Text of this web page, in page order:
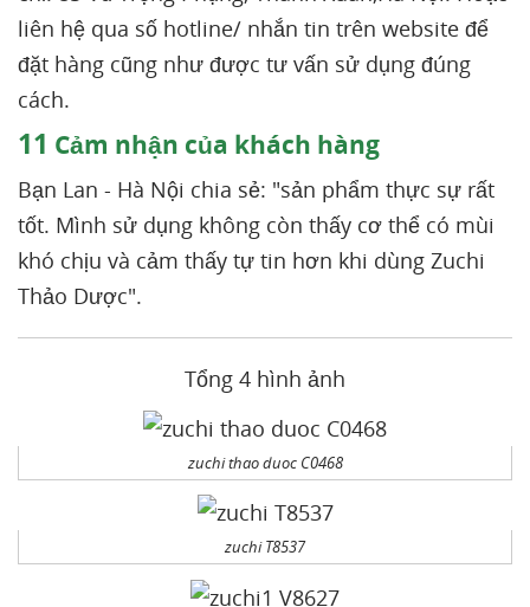
liên hệ qua số hotline/ nhắn tin trên website để
đặt hàng cũng như được tư vấn sử dụng đúng
cách.
11 Cảm nhận của khách hàng
Bạn Lan - Hà Nội chia sẻ: "sản phẩm thực sự rất
tốt. Mình sử dụng không còn thấy cơ thể có mùi
khó chịu và cảm thấy tự tin hơn khi dùng Zuchi
Thảo Dược".
Tổng 4 hình ảnh
zuchi thao duoc C0468
zuchi T8537